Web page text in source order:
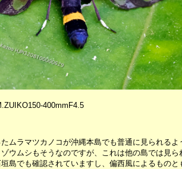
400mmF4.5
ムラマツカノコが沖縄本島でも普通に見られるよ
ウムシもそうなのですが、これは他の島では見
島でも確認されていますし、偏西風によるものと